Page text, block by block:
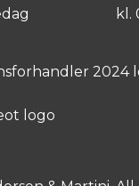
kl.